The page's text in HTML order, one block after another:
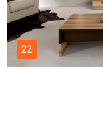
22